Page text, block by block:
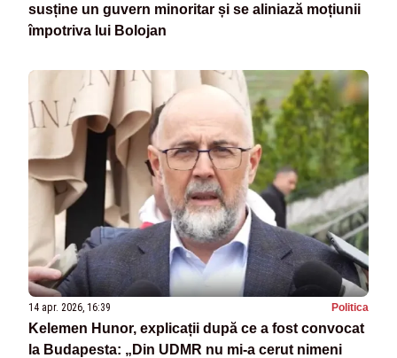
susține un guvern minoritar și se aliniază moțiunii
împotriva lui Bolojan
14 apr. 2026, 16:39 Politica
Kelemen Hunor, explicații după ce a fost convocat
la Budapesta: „Din UDMR nu mi-a cerut nimeni